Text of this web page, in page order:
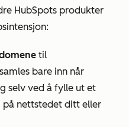
HubSpots produkter
til
bare inn når
selv ved å fylle ut et
på nettstedet ditt eller